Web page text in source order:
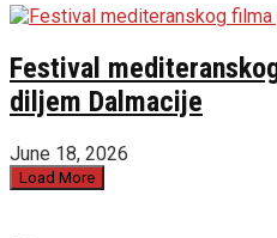
Festival
diljem Dalmacije
June 18, 2026
Load More